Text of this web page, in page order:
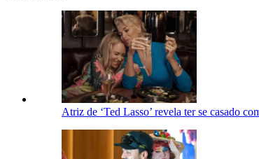
Atriz de ‘Ted Lasso’ revela ter se casado